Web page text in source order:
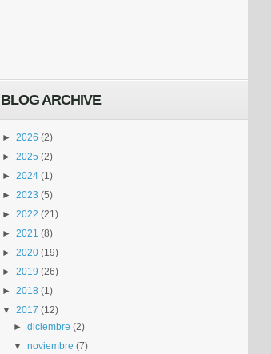
BLOG ARCHIVE
► 2026 (2)
► 2025 (2)
► 2024 (1)
► 2023 (5)
► 2022 (21)
► 2021 (8)
► 2020 (19)
► 2019 (26)
► 2018 (1)
▼ 2017 (12)
►diciembre (2)
▼noviembre (7)